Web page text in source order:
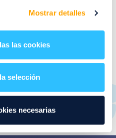
Mostrar detalles
las cookies
selección
necesarias
Sus datos de contacto y
para que
para navegar por